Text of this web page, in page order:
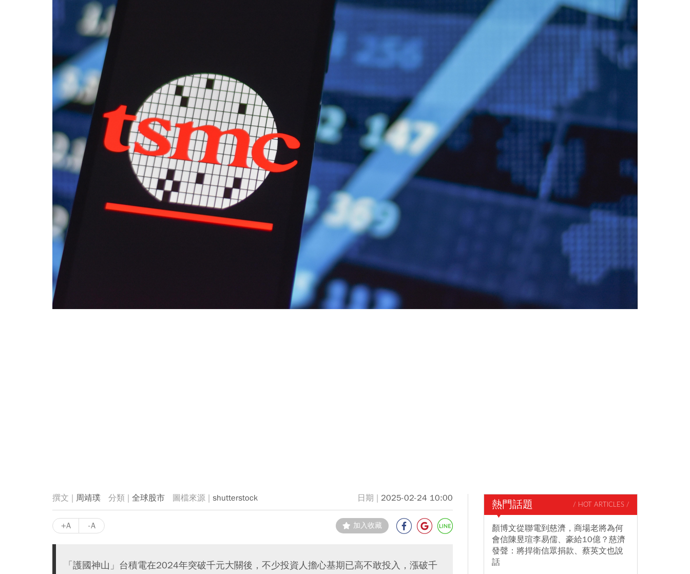
周靖璞 全球股市 shutterstock 2025-02-24 10:00
+A -A 加入收藏
「護國神山」台積電在2024年突破千元大關後，不少投資人擔心基期已高不敢投入，漲破千
熱門話題 / HOT ARTICLES /
顏博文從聯電到慈濟，商場老將為何
會信陳昱瑄李易儒、豪給10億？慈濟
發聲：將捍衛信眾捐款、蔡英文也說
話